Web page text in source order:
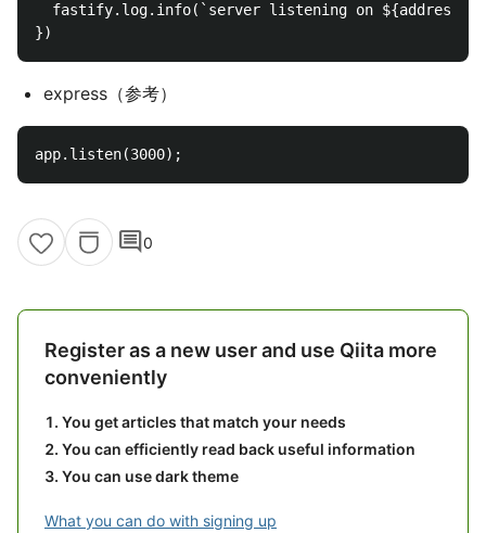
  fastify.log.info(`server listening on ${address}`)
express（参考）
comment0
Register as a new user and use Qiita more
conveniently
You get articles that match your needs
You can efficiently read back useful information
You can use dark theme
What you can do with signing up